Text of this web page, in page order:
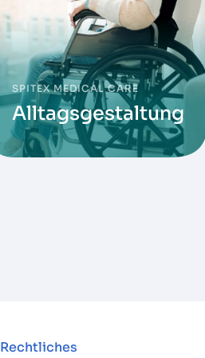
SPITEX MEDICAL CARE
Alltagsgestaltung
Rechtliches